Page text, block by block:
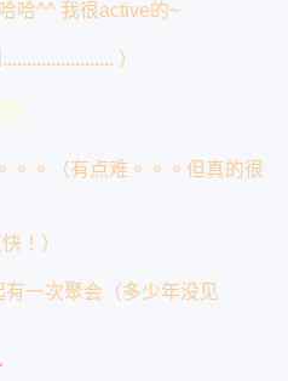
哈^^ 我很active的~
）
。。。（有点难。。。但真的很
！）
一次聚会（多少年没见